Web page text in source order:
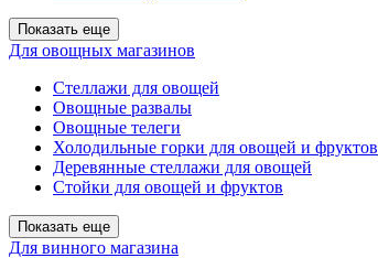
Показать еще
Для овощных магазинов
Стеллажи для овощей
Овощные развалы
Овощные телеги
Холодильные горки для овощей и фруктов
Деревянные стеллажи для овощей
Стойки для овощей и фруктов
Показать еще
Для винного магазина